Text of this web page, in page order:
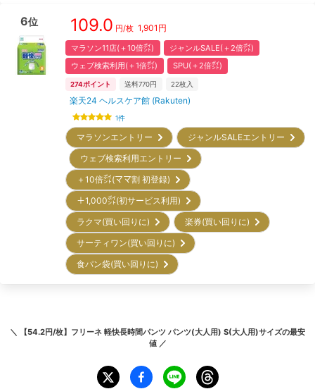
6位 109.0 円/枚 1,901 円
マラソン11店(＋10倍㌽)
ジャンルSALE(＋2倍㌽)
ウェブ検索利用(＋1倍㌽)
SPU(＋2倍㌽)
274ポイント 送料770円 22枚入
楽天24 ヘルスケア館 (Rakuten)
1件
マラソンエントリー
ジャンルSALEエントリー
ウェブ検索利用エントリー
＋10倍㌽(ママ割 初登録)
＋1,000㌽(初サービス利用)
ラクマ(買い回りに)
楽券(買い回りに)
サーティワン(買い回りに)
食パン袋(買い回りに)
＼ 【54.2円/枚】フリーネ 軽快長時間パンツ パンツ(大人用) S(大人用)サイズの最安
値 ／